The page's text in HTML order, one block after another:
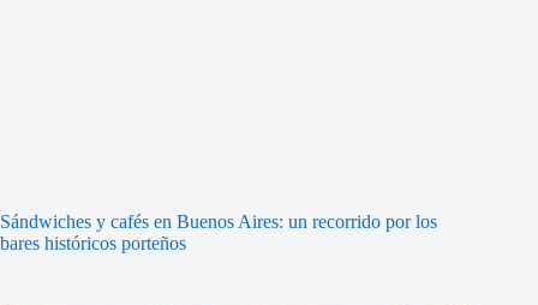
Sándwiches y cafés en Buenos Aires: un recorrido por los
bares históricos porteños